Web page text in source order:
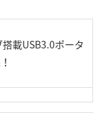
載USB3.0ポータ